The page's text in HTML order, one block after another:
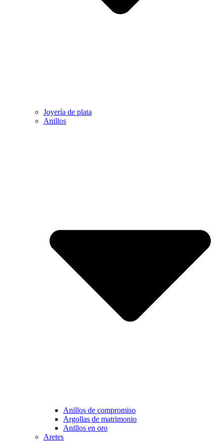
Joyería de plata
Anillos
Anillos de compromiso
Argollas de matrimonio
Anillos en oro
Aretes